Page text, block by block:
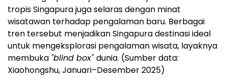
tropis Singapura juga selaras dengan minat
wisatawan terhadap pengalaman baru. Berbagai
tren tersebut menjadikan Singapura destinasi ideal
untuk mengeksplorasi pengalaman wisata, layaknya
membuka "blind box"dunia. (Sumber data:
Xiaohongshu, Januari–Desember 2025)